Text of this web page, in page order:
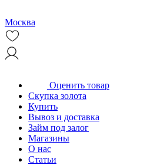
Москва
Оценить товар
Скупка золота
Купить
Вывоз и доставка
Займ под залог
Магазины
О нас
Статьи